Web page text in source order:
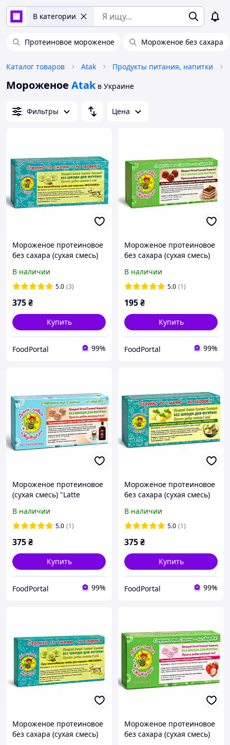
В категории
Протеиновое мороженое Мороженое без сахара
Каталог товаров Atak Продукты питания, напитки
Мороженое Atak в Украине
Фильтры Цена
Мороженое протеиновое
без сахара (сухая смесь)
180 г
В наличии
5.0 (3)
375₴
Купить
FoodPortal 99%
Мороженое протеиновое
без сахара (сухая смесь)
ТМ ЖуЖуля, 90 г
В наличии
5.0 (1)
195₴
Купить
FoodPortal 99%
Мороженое протеиновое
(сухая смесь) "Latte
180 г
В наличии
5.0 (1)
375₴
Купить
FoodPortal 99%
Мороженое протеиновое
без сахара (сухая смесь)
г
В наличии
5.0 (1)
375₴
Купить
FoodPortal 99%
Мороженое протеиновое
без сахара (сухая смесь)
Мороженое протеиновое
без сахара (сухая смесь)